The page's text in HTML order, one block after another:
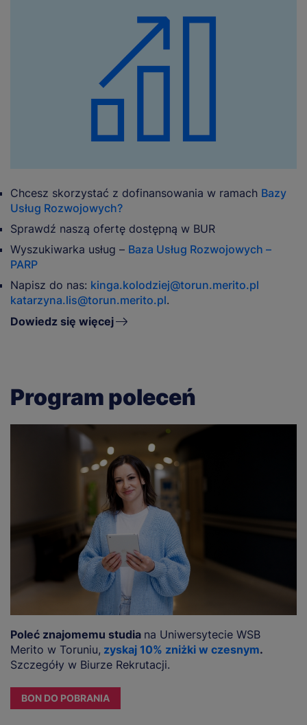
Chcesz skorzystać z dofinansowania w ramach Bazy
Usług Rozwojowych?
Sprawdź naszą ofertę dostępną w BUR
Wyszukiwarka usług – Baza Usług Rozwojowych –
PARP
Napisz do nas: kinga.kolodziej@torun.merito.pl
katarzyna.lis@torun.merito.pl.
Dowiedz się więcej
Program poleceń
Poleć znajomemu studia na Uniwersytecie WSB
Merito w Toruniu, zyskaj 10% zniżki w czesnym.
Szczegóły w Biurze Rekrutacji.
BON DO POBRANIA